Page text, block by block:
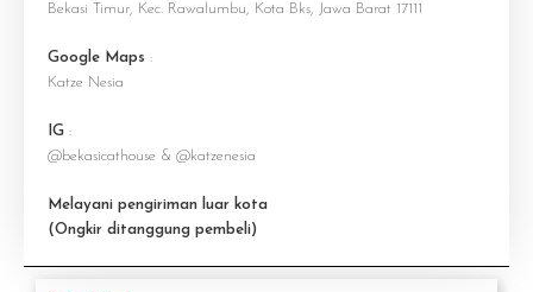
Bekasi Timur, Kec. Rawalumbu, Kota Bks, Jawa Barat 17111
Google Maps :
Katze Nesia
IG :
@bekasicathouse & @katzenesia
Melayani pengiriman luar kota
(Ongkir ditanggung pembeli)